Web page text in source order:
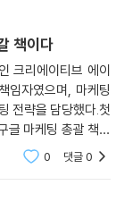
저 등 다채롭고 인상
관여하고 경험했던
운 고객 충성도를
는 점이다. 청중은
회중은 자신이 누구
강요했다면, 파타
책이다
크리에이티브 에이
자였으며, 마케팅
전략을 담당했다.첫
마케팅 총괄 책임
[설득의 심리학] 저
0 댓글0